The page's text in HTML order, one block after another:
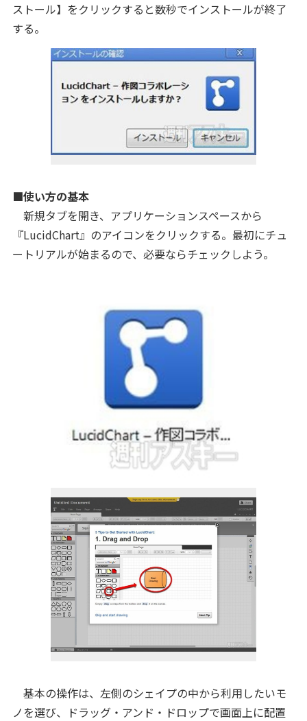
ストール】をクリックすると数秒でインストールが終了
する。
■使い方の基本
新規タブを開き、アプリケーションスペースから
『LucidChart』のアイコンをクリックする。最初にチュ
ートリアルが始まるので、必要ならチェックしよう。
基本の操作は、左側のシェイプの中から利用したいモ
ノを選び、ドラッグ・アンド・ドロップで画面上に配置